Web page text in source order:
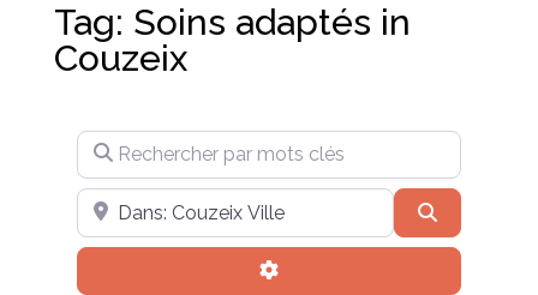
Tag: Soins adaptés in
Couzeix
Rechercher par mots clés
Près de
Advanced Filters